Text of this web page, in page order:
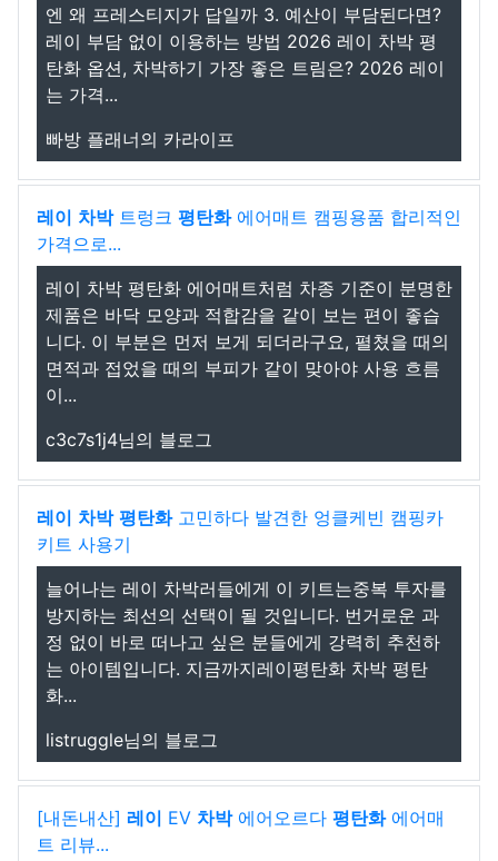
엔 왜 프레스티지가 답일까 3. 예산이 부담된다면?
레이 부담 없이 이용하는 방법 2026 레이 차박 평
탄화 옵션, 차박하기 가장 좋은 트림은? 2026 레이
는 가격...
빠방 플래너의 카라이프
레이 차박트렁크 평탄화에어매트 캠핑용품 합리적인
가격으로...
레이 차박 평탄화 에어매트처럼 차종 기준이 분명한
제품은 바닥 모양과 적합감을 같이 보는 편이 좋습
니다. 이 부분은 먼저 보게 되더라구요, 펼쳤을 때의
면적과 접었을 때의 부피가 같이 맞아야 사용 흐름
이...
c3c7s1j4님의 블로그
레이 차박 평탄화고민하다 발견한 엉클케빈 캠핑카
키트 사용기
늘어나는 레이 차박러들에게 이 키트는중복 투자를
방지하는 최선의 선택이 될 것입니다. 번거로운 과
정 없이 바로 떠나고 싶은 분들에게 강력히 추천하
는 아이템입니다. 지금까지레이평탄화 차박 평탄
화...
listruggle님의 블로그
[내돈내산] 레이 EV 차박에어오르다 평탄화에어매
트 리뷰...